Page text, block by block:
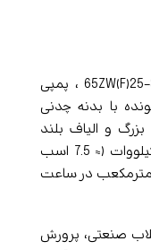
الکتروپمپ CNP سری ZW مدل 65ZW(F)25-30 T ، پمپی
با بدنه چدنی
و الیاف بلند
5.5 کیلووات (≈ 7.5 اسب
بخار) و پروانه 300 میلی‌متری، دبی 25 مترمکعب در ساعت
صنعتی، پرورش